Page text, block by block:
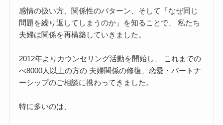
感情の扱い方、関係性のパターン、そして「なぜ同じ
問題を繰り返してしまうのか」を知ることで、 私たち
夫婦は関係を再構築していきました。
2012年よりカウンセリング活動を開始し、 これまでの
べ8000人以上の方の 夫婦関係の修復、恋愛・パートナ
ーシップのご相談に携わってきました。
特に多いのは、